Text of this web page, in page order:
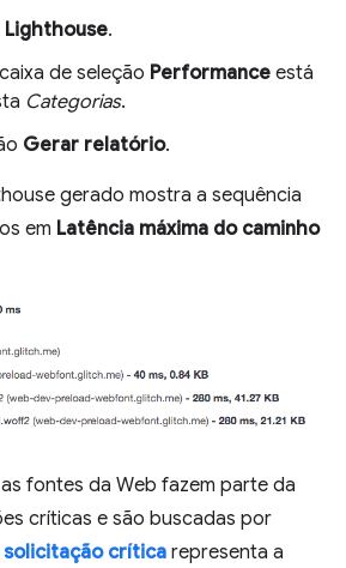
Lighthouse.
de seleção Performance está
Categorias.
Gerar relatório.
gerado mostra a sequência
em Latência máxima do caminho
fontes da Web fazem parte da
críticas e são buscadas por
solicitação crítica representa a